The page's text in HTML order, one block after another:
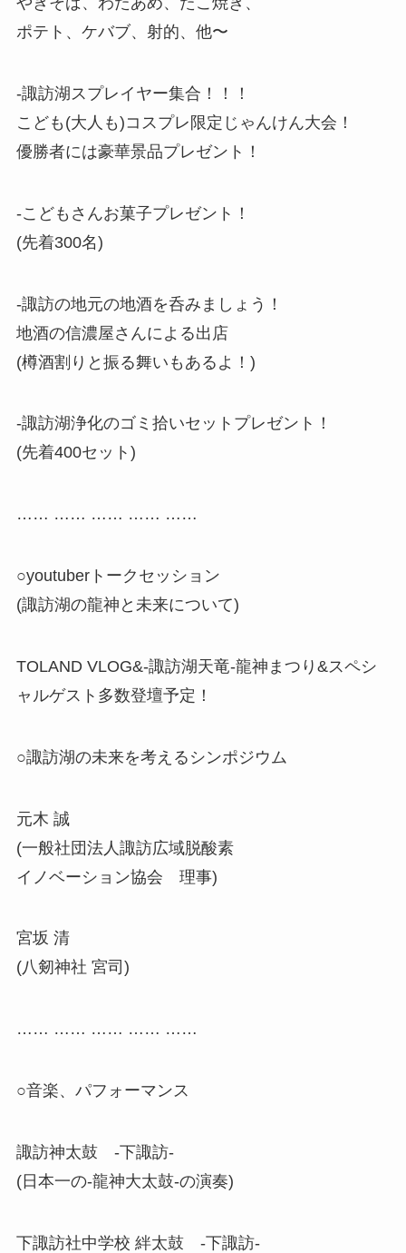
ポテト、ケバブ、射的、他〜
-諏訪湖スプレイヤー集合！！！
こども(大人も)コスプレ限定じゃんけん大会！
優勝者には豪華景品プレゼント！
-こどもさんお菓子プレゼント！
(先着300名)
-諏訪の地元の地酒を呑みましょう！
地酒の信濃屋さんによる出店
(樽酒割りと振る舞いもあるよ！)
-諏訪湖浄化のゴミ拾いセットプレゼント！
(先着400セット)
…… …… …… …… ……
○youtuberトークセッション
(諏訪湖の龍神と未来について)
TOLAND VLOG&-諏訪湖天竜-龍神まつり&スペシ
ャルゲスト多数登壇予定！
○諏訪湖の未来を考えるシンポジウム
元木 誠
(一般社団法人諏訪広域脱酸素
イノベーション協会 理事)
宮坂 清
(八剱神社 宮司)
…… …… …… …… ……
○音楽、パフォーマンス
諏訪神太鼓 -下諏訪-
(日本一の-龍神大太鼓-の演奏)
下諏訪社中学校 絆太鼓 -下諏訪-